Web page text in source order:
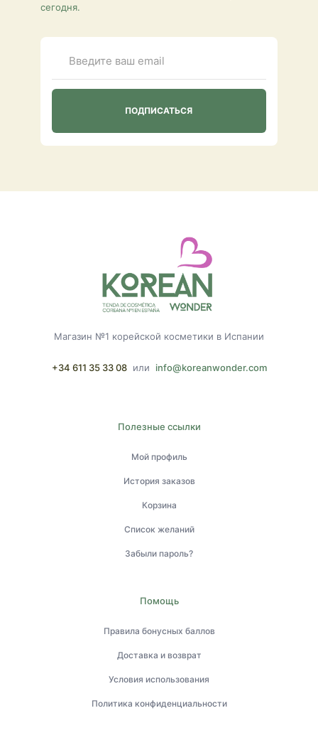
сегодня.
Магазин №1 корейской косметики в Испании
+34 611 35 33 08 или info@koreanwonder.com
Полезные ссылки
Мой профиль
История заказов
Корзина
Список желаний
Забыли пароль?
Помощь
Правила бонусных баллов
Доставка и возврат
Условия использования
Политика конфиденциальности